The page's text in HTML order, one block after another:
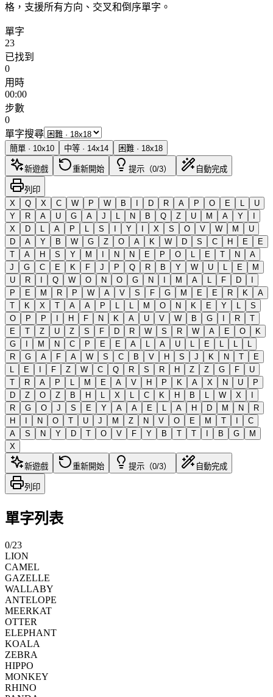
格，支援所有方向、交叉和倒序單字。
單字
23
已找到
0
用時
00:00
步數
0
單字搜尋
簡單 · 10x10 中等 · 14x14 困難 · 18x18
新遊戲 重新開始 提示（0/3） 自動完成
列印
X
Q X C W P W B I D R A P O E L
U
Y
R A U G A J L N B Q Z U M A Y
I
X
D L A P L S I Y I X S O V W M
U
D
A Y B W G Z O A K W D S C H E
E
T
A H S Y M I N N E P O L E T N
A
J
G C E K F J P Q R B Y W U L E
M
U
R I Q W O N O G N I M A L F D
I
P
E M R P W A V S F G M E E R K
A
T
K X T A A P L L M O N K E Y L
S
O
P P I H F N K A U V W B G I R
T
E
T Z U Z S F D R W S R W A E O
K
G
I M N C P E E A L A U L E L L
L
R
G A F A W S C B V H S J K N T
E
L
E I F Z W C Q R S R H Z Z G F
U
T
R A P L M E A V H P K A X N U
P
D
Z O Z B H L X L C K H B L W X
I
R
G O J S E Y A A E L A H D M N
R
H
I N O T U J M Z N V O E M T I
C
A
S N Y D T O V F Y B T T I B G
M
X
新遊戲 重新開始 提示（0/3） 自動完成
列印
單字列表
0/23
LION
CAMEL
GAZELLE
WALLABY
ANTELOPE
MEERKAT
OTTER
ELEPHANT
KOALA
ZEBRA
HIPPO
MONKEY
RHINO